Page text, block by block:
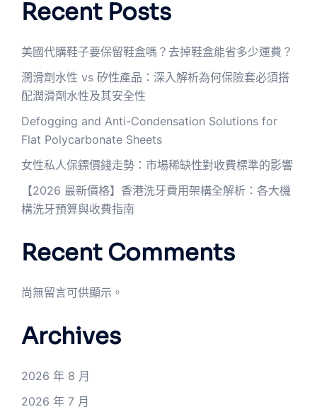
Recent Posts
美國代購鞋子要保留鞋盒嗎？去掉鞋盒能省多少運費？
潤滑劑水性 vs 矽性產品：深入解析為何保險套必須搭
配潤滑劑水性及其安全性
Defogging and Anti-Condensation Solutions for
Flat Polycarbonate Sheets
女性私人保鏢價錢走勢：市場稀缺性對收費標準的影響
【2026 最新價格】香港洗牙費用架構全解析：各大機
構洗牙預算與收費指南
Recent Comments
尚無留言可供顯示。
Archives
2026 年 8 月
2026 年 7 月